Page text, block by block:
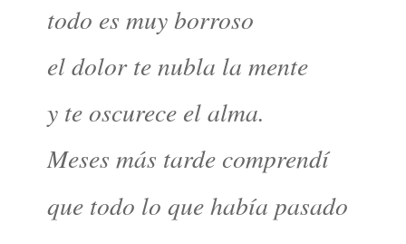
todo es muy borroso
el dolor te nubla la mente
y te oscurece el alma.
Meses más tarde comprendí
que todo lo que había pasado